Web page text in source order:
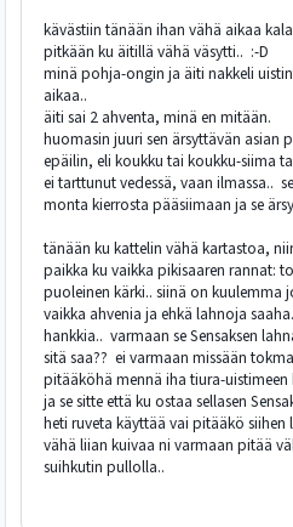
kävästiin tänään ihan vähä aikaa
pitkään ku äitillä vähä väsytti.. :-D
minä pohja-ongin ja äiti nakkeli
aikaa..
äiti sai 2 ahventa, minä en mitään.
huomasin juuri sen ärsyttävän asian
epäilin, eli koukku tai koukku-siima
ei tarttunut vedessä, vaan ilmassa..
monta kierrosta pääsiimaan ja se
tänään ku kattelin vähä kartastoa,
paikka ku vaikka pikisaaren rannat:
puoleinen kärki.. siinä on kuulemma
vaikka ahvenia ja ehkä lahnoja
hankkia.. varmaan se Sensaksen
sitä saa?? ei varmaan missään
pitääköhä mennä iha tiura-uistimeen
ja se sitte että ku ostaa sellasen
heti ruveta käyttää vai pitääkö
vähä liian kuivaa ni varmaan pitää
suihkutin pullolla..